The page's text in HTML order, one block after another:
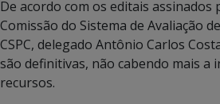
De acordo com os editais assinados
Comissão do Sistema de Avaliação
CSPC, delegado Antônio Carlos
são definitivas, não cabendo mais a
recursos.